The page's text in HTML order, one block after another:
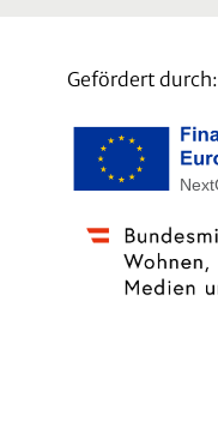
Gefördert durch: